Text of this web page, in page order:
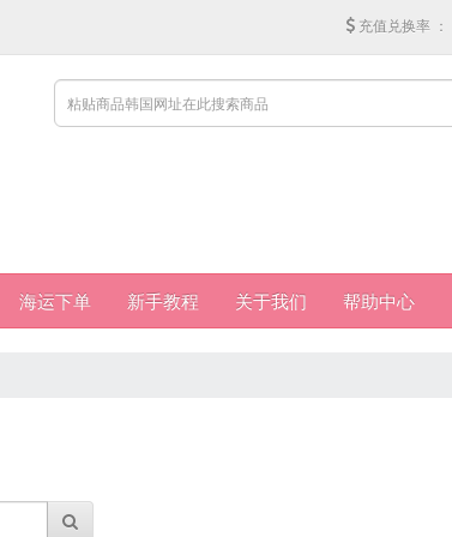
充值兑换率 ：
海运下单 新手教程 关于我们 帮助中心